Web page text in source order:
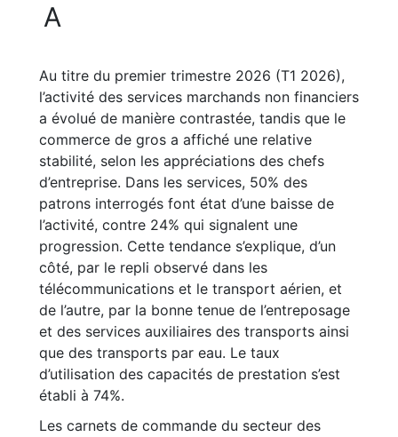
A
Au titre du premier trimestre 2026 (T1 2026),
l’activité des services marchands non financiers
a évolué de manière contrastée, tandis que le
commerce de gros a affiché une relative
stabilité, selon les appréciations des chefs
d’entreprise. Dans les services, 50% des
patrons interrogés font état d’une baisse de
l’activité, contre 24% qui signalent une
progression. Cette tendance s’explique, d’un
côté, par le repli observé dans les
télécommunications et le transport aérien, et
de l’autre, par la bonne tenue de l’entreposage
et des services auxiliaires des transports ainsi
que des transports par eau. Le taux
d’utilisation des capacités de prestation s’est
établi à 74%.
Les carnets de commande du secteur des